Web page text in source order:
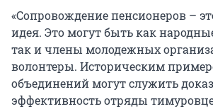
«Сопровождение пенсионеров –
идея. Это могут быть как
так и члены молодежных
волонтеры. Историческим
объединений могут служить
эффективность отряды